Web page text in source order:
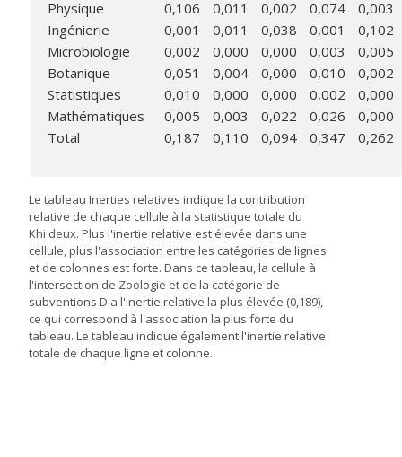
Physique 0,106 0,011 0,002 0,074
0,003
Ingénierie
0,001 0,011 0,038 0,001
0,102
Microbiologie
0,002 0,000 0,000 0,003
0,005
Botanique
0,051 0,004 0,000 0,010
0,002
Statistiques
0,010 0,000 0,000 0,002
0,000
Mathématiques
0,005 0,003 0,022 0,026
0,000
Total
0,187 0,110 0,094 0,347 0,262
Le tableau Inerties relatives indique la contribution
relative de chaque cellule à la statistique totale du
Khi deux. Plus l'inertie relative est élevée dans une
cellule, plus l'association entre les catégories de lignes
et de colonnes est forte. Dans ce tableau, la cellule à
l'intersection de Zoologie et de la catégorie de
subventions D a l'inertie relative la plus élevée (0,189),
ce qui correspond à l'association la plus forte du
tableau. Le tableau indique également l'inertie relative
totale de chaque ligne et colonne.